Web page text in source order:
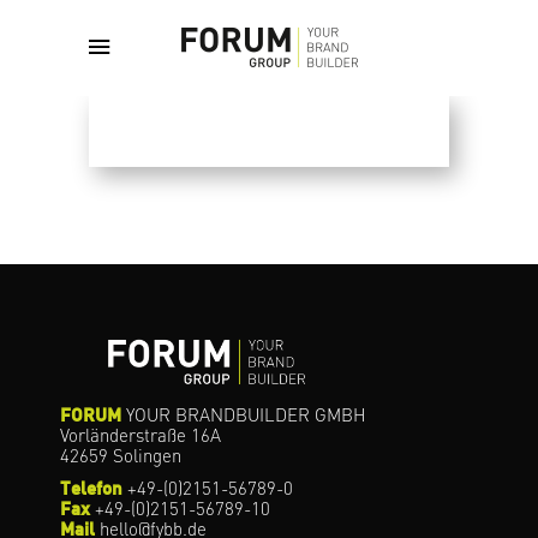
August 4, 2024
FORUM YOUR BRANDBUILDER GMBH
Vorländerstraße 16A
42659 Solingen
Telefon +49-(0)2151-56789-0
Fax+49-(0)2151-56789-10
Mail hello@fybb.de